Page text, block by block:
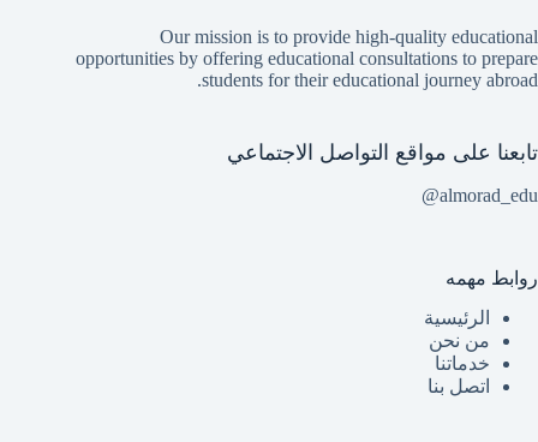
Our mission is to provide high-quality educational
opportunities by offering educational consultations to prepare
students for their educational journey abroad.
تابعنا على مواقع التواصل الاجتماعي
almorad_edu@
روابط مهمه
الرئيسية
من نحن
خدماتنا
اتصل بنا